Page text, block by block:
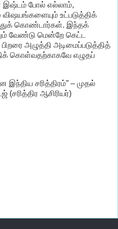
இஷ்டம் போல் எல்லாம்,
உட்படுத்திக்
கொண்டார்கள். இந்தக்
மென்றே கெட்ட
அழுத்தி அடிமைப்படுத்தித்
கொள்வதற்காகவே எழுதப்
இந்திய சரித்திரம்” – முதல்
ஆசிரியர்)